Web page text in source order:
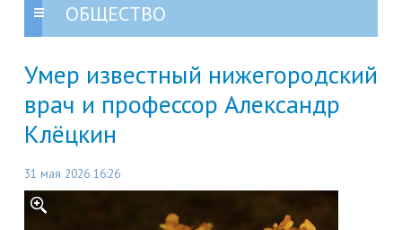
ОБЩЕСТВО
Умер известный нижегородский
врач и профессор Александр
Клёцкин
31 мая 2026 16:26